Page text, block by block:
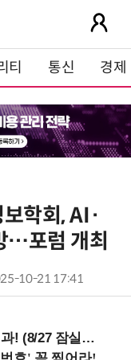
티 통신 경제
학회, AI·
…포럼 개최
10-21 17:41
(8/27 잠실역)